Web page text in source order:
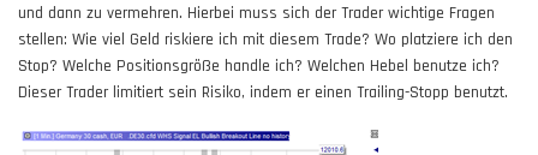
und dann zu vermehren. Hierbei muss sich der Trader wichtige Fragen
stellen: Wie viel Geld riskiere ich mit diesem Trade? Wo platziere ich den
Stop? Welche Positionsgröße handle ich? Welchen Hebel benutze ich?
Dieser Trader limitiert sein Risiko, indem er einen Trailing-Stopp benutzt.